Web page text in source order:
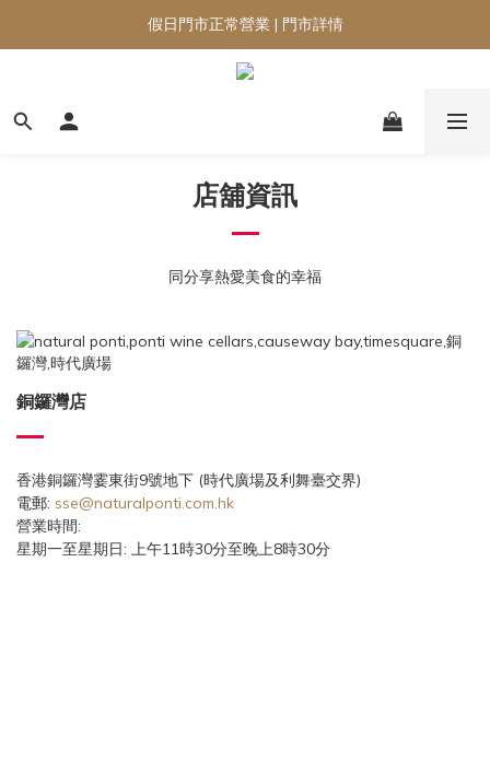
假日門市正常營業 | 門市詳情
店舖資訊
同分享熱愛美食的幸福
銅鑼灣店
香港銅鑼灣霎東街9號地下 (時代廣場及利舞臺交界)
電郵: sse@naturalponti.com.hk
營業時間:
星期一至星期日: 上午11時30分至晚上8時30分